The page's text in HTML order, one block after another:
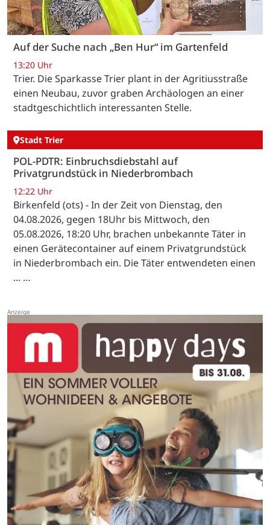
Auf der Suche nach „Ben Hur“ im Gartenfeld
13:20 Uhr
Trier. Die Sparkasse Trier plant in der Agritiusstraße
einen Neubau, zuvor graben Archäologen an einer
stadtgeschichtlich interessanten Stelle.
Stadt Trier
POL-PDTR: Einbruchsdiebstahl auf
Privatgrundstück in Niederbrombach
12:22 Uhr
Birkenfeld (ots) - In der Zeit von Dienstag, den
04.08.2026, gegen 18Uhr bis Mittwoch, den
05.08.2026, 18:20 Uhr, brachen unbekannte Täter in
einen Gerätecontainer auf einem Privatgrundstück
in Niederbrombach ein. Die Täter entwendeten einen
... …